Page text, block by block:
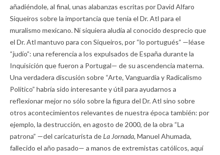
añadiéndole, al final, unas alabanzas escritas por David Alfaro
Siqueiros sobre la importancia que tenía el Dr. Atl para el
muralismo mexicano. Ni siquiera aludía al conocido desprecio que
el Dr. Atl mantuvo para con Siqueiros, por “lo portugués” —léase
“judío”: una referencia a los expulsados de España durante la
Inquisición que fueron a Portugal— de su ascendencia materna.
Una verdadera discusión sobre “Arte, Vanguardia y Radicalismo
Político” habría sido interesante y útil para ayudarnos a
reflexionar mejor no sólo sobre la figura del Dr. Atl sino sobre
otros acontecimientos relevantes de nuestra época también: por
ejemplo, la destrucción, en agosto de 2000, de la obra “La
patrona” —del caricaturista deLa Jornada, Manuel Ahumada,
fallecido el año pasado— a manos de extremistas católicos, aquí